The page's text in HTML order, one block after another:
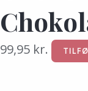
99,95 kr.